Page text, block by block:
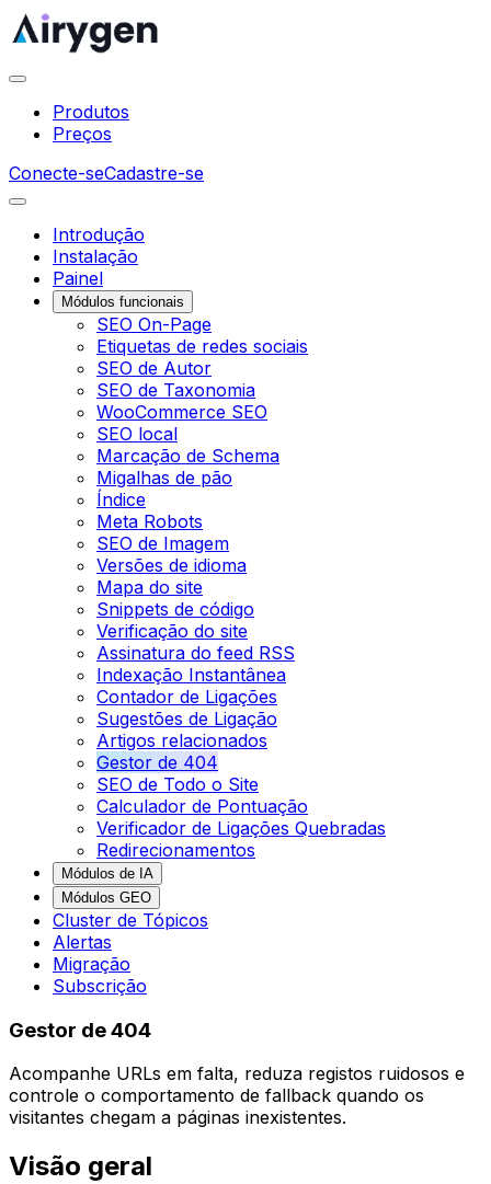
Produtos
Preços
Conecte-seCadastre-se
Introdução
Instalação
Painel
Módulos funcionais
SEO On-Page
Etiquetas de redes sociais
SEO de Autor
SEO de Taxonomia
WooCommerce SEO
SEO local
Marcação de Schema
Migalhas de pão
Índice
Meta Robots
SEO de Imagem
Versões de idioma
Mapa do site
Snippets de código
Verificação do site
Assinatura do feed RSS
Indexação Instantânea
Contador de Ligações
Sugestões de Ligação
Artigos relacionados
Gestor de 404
SEO de Todo o Site
Calculador de Pontuação
Verificador de Ligações Quebradas
Redirecionamentos
Módulos de IA
Módulos GEO
Cluster de Tópicos
Alertas
Migração
Subscrição
Gestor de 404
Acompanhe URLs em falta, reduza registos ruidosos e
controle o comportamento de fallback quando os
visitantes chegam a páginas inexistentes.
Visão geral